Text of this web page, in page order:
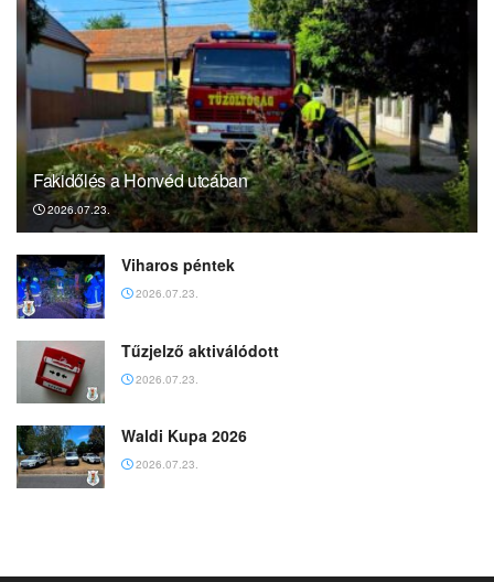
Fakidőlés a Honvéd utcában
2026.07.23.
Viharos péntek
2026.07.23.
Tűzjelző aktiválódott
2026.07.23.
Waldi Kupa 2026
2026.07.23.